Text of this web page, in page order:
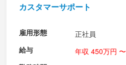
カスタマーサポート
雇用形態
正社員
給与
年収 450万円